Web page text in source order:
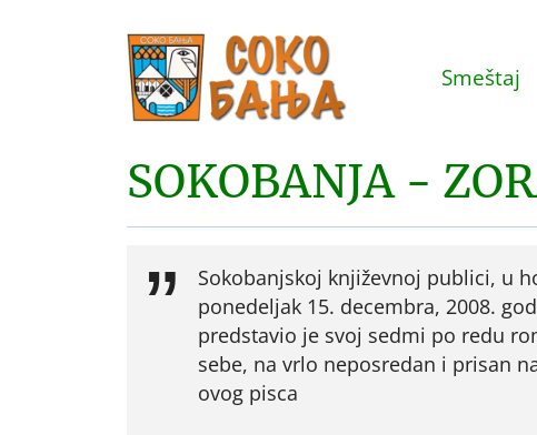
Smeštaj
SOKOBANJA -
Sokobanjskoj književnoj publici, u
ponedeljak 15. decembra, 2008.
predstavio je svoj sedmi po redu
sebe, na vrlo neposredan i prisan
ovog pisca